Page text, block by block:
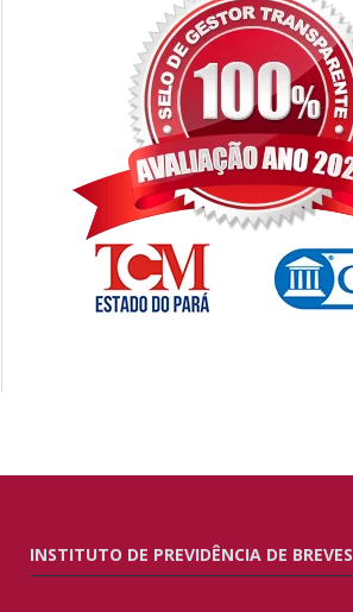
INSTITUTO DE PREVIDÊNCIA DE BREVES